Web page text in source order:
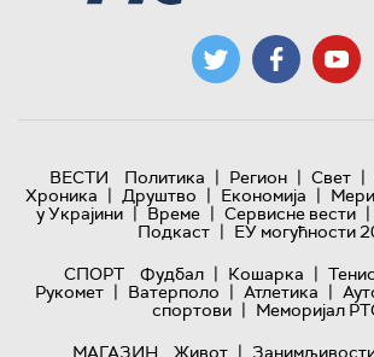
ВЕСТИ Политика | Регион | Свет |
Хроника | Друштво | Економија |
у Украјини | Време | Сервисне вести |
Подкаст | ЕУ могућности
СПОРТ
Фудбал | Кошарка | Тенис
Рукомет | Ватерполо | Атлетика |
спортови | Меморијал
МАГАЗИН
Живот |